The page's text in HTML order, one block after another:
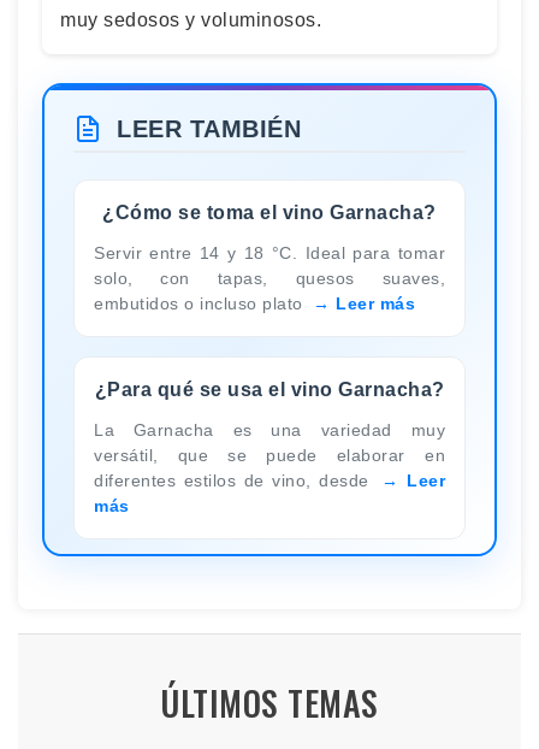
muy sedosos y voluminosos.
LEER TAMBIÉN
¿Cómo se toma el vino Garnacha?
Servir entre 14 y 18 °C. Ideal para tomar
solo, con tapas, quesos suaves,
embutidos o incluso plato
Leer más
¿Para qué se usa el vino Garnacha?
La Garnacha es una variedad muy
versátil, que se puede elaborar en
diferentes estilos de vino, desde
Leer
más
ÚLTIMOS TEMAS